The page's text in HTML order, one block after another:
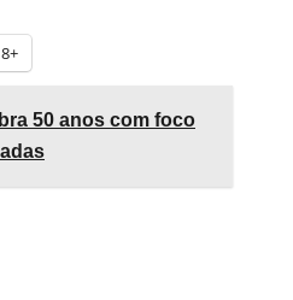
50 anos com foco